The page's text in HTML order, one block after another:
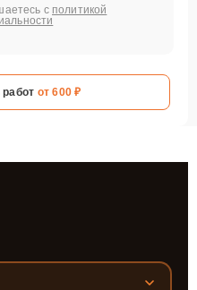
с политикой
от 600 ₽